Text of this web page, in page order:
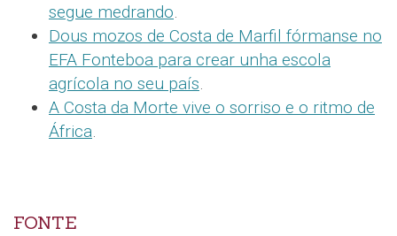
segue medrando.
Dous mozos de Costa de Marfil fórmanse no
EFA Fonteboa para crear unha escola
agrícola no seu país.
A Costa da Morte vive o sorriso e o ritmo de
África.
FONTE